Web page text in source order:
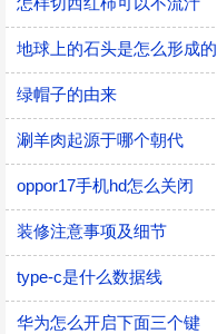
地球上的石头是怎么形成的
绿帽子的由来
涮羊肉起源于哪个朝代
oppor17手机hd怎么关闭
装修注意事项及细节
type-c是什么数据线
华为怎么开启下面三个键